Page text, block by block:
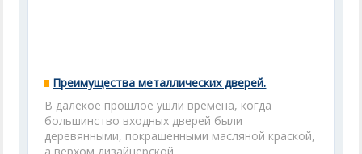
Преимущества металлических дверей.
В далекое прошлое ушли времена, когда
большинство входных дверей были
деревянными, покрашенными масляной краской,